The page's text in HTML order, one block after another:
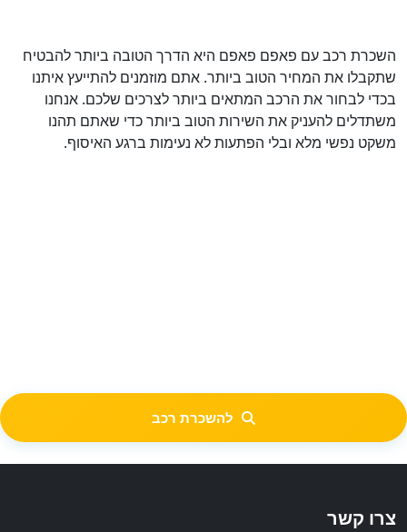
השכרת רכב עם פאפם פאפם היא הדרך הטובה ביותר להבטיח
שתקבלו את המחיר הטוב ביותר. אתם מוזמנים להתייעץ איתנו
בכדי לבחור את הרכב המתאים ביותר לצרכים שלכם. אנחנו
משתדלים להעניק את השירות הטוב ביותר כדי שאתם תהנו
משקט נפשי מלא ובלי הפתעות לא נעימות ברגע האיסוף.
להשכרת רכב
צרו קשר